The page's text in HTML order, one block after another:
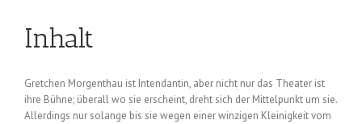
Inhalt
Gretchen Morgenthau ist Intendantin, aber nicht nur das Theater ist
ihre Bühne; überall wo sie erscheint, dreht sich der Mittelpunkt um sie.
Allerdings nur solange bis sie wegen einer winzigen Kleinigkeit vom